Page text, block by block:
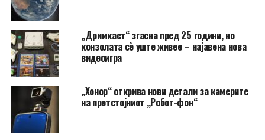
„Дримкаст“ згасна пред 25 години, но
конзолата сè уште живее – најавена нова
видеоигра
„Хонор“ открива нови детали за камерите
на претстојниот „Робот-фон“